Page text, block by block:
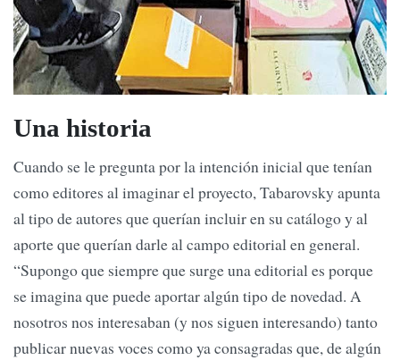
Una historia
Cuando se le pregunta por la intención inicial que tenían
como editores al imaginar el proyecto, Tabarovsky apunta
al tipo de autores que querían incluir en su catálogo y al
aporte que querían darle al campo editorial en general.
“Supongo que siempre que surge una editorial es porque
se imagina que puede aportar algún tipo de novedad. A
nosotros nos interesaban (y nos siguen interesando) tanto
publicar nuevas voces como ya consagradas que, de algún